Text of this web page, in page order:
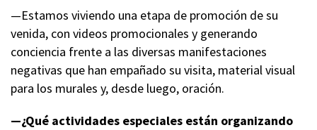
—Estamos viviendo una etapa de promoción de su
venida, con videos promocionales y generando
conciencia frente a las diversas manifestaciones
negativas que han empañado su visita, material visual
para los murales y, desde luego, oración.
—¿Qué actividades especiales están organizando